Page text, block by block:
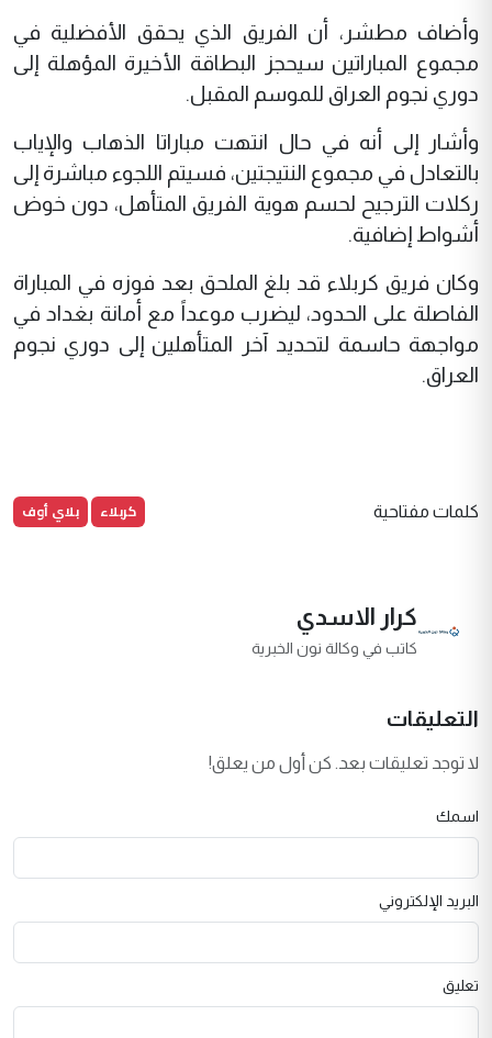
وأضاف مطشر، أن الفريق الذي يحقق الأفضلية في
مجموع المباراتين سيحجز البطاقة الأخيرة المؤهلة إلى
دوري نجوم العراق للموسم المقبل.
وأشار إلى أنه في حال انتهت مباراتا الذهاب والإياب
بالتعادل في مجموع النتيجتين، فسيتم اللجوء مباشرة إلى
ركلات الترجيح لحسم هوية الفريق المتأهل، دون خوض
أشواط إضافية.
وكان فريق كربلاء قد بلغ الملحق بعد فوزه في المباراة
الفاصلة على الحدود، ليضرب موعداً مع أمانة بغداد في
مواجهة حاسمة لتحديد آخر المتأهلين إلى دوري نجوم
العراق.
كلمات مفتاحية كربلاء بلاي أوف
كرار الاسدي
كاتب في وكالة نون الخبرية
التعليقات
لا توجد تعليقات بعد. كن أول من يعلق!
اسمك
البريد الإلكتروني
تعليق